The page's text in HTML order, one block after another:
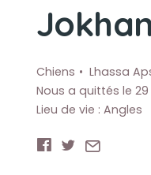
Chiens Lhassa
Nous a quittés le 29
Lieu de vie : Angles